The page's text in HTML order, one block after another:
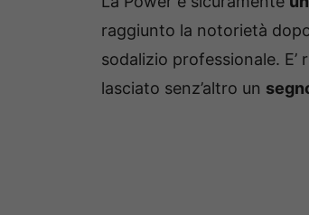
raggiunto la notorietà
sodalizio professionale. E’
lasciato senz’altro un